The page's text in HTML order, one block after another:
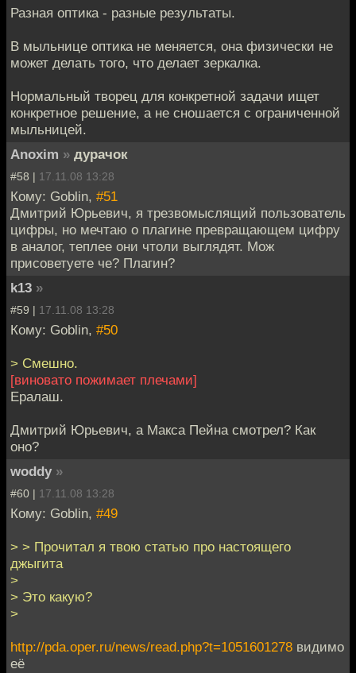
Разная оптика - разные результаты.
В мыльнице оптика не меняется, она физически не
может делать того, что делает зеркалка.
Нормальный творец для конкретной задачи ищет
конкретное решение, а не сношается с ограниченной
мыльницей.
Anoxim » дурачок
#58 | 17.11.08 13:28
Кому: Goblin, #51
Дмитрий Юрьевич, я трезвомыслящий пользователь
цифры, но мечтаю о плагине превращающем цифру
в аналог, теплее они чтоли выглядят. Мож
присоветуете че? Плагин?
k13 »
#59 | 17.11.08 13:28
Кому: Goblin, #50
> Смешно.
[виновато пожимает плечами]
Ералаш.
Дмитрий Юрьевич, а Макса Пейна смотрел? Как
оно?
woddy »
#60 | 17.11.08 13:28
Кому: Goblin, #49
> > Прочитал я твою статью про настоящего
джыгита
>
> Это какую?
>
http://pda.oper.ru/news/read.php?t=1051601278 видимо
её